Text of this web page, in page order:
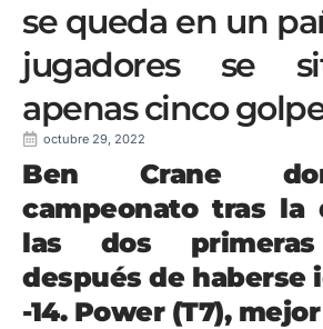
se queda en un
jugadores se
apenas cinco
octubre 29, 2022
Ben Crane
campeonato tras la
las dos primeras
después de haberse
-14. Power (T7),